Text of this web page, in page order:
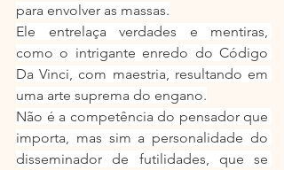
para envolver as massas.
Ele entrelaça verdades e mentiras,
como o intrigante enredo do Código
Da Vinci, com maestria, resultando em
uma arte suprema do engano.
Não é a competência do pensador que
importa, mas sim a personalidade do
disseminador de futilidades, que se